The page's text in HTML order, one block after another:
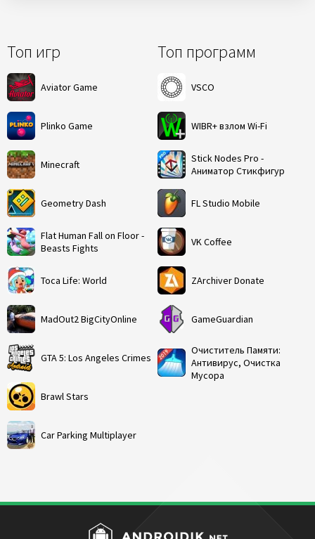
Топ игр
Aviator Game
Plinko Game
Minecraft
Geometry Dash
Flat Human Fall on Floor -
Beasts Fights
Toca Life: World
MadOut2 BigCityOnline
GTA 5: Los Angeles Crimes
Brawl Stars
Car Parking Multiplayer
Топ программ
VSCO
WIBR+ взлом Wi-Fi
Stick Nodes Pro -
Аниматор Стикфигур
FL Studio Mobile
VK Coffee
ZArchiver Donate
GameGuardian
Очиститель Памяти:
Антивирус, Очистка
Мусора